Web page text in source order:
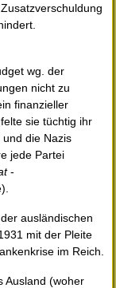
wg. der
nicht zu
finanzieller
sie tüchtig ihr
die Nazis
jede Partei
-
ausländischen
mit der Pleite
im Reich.
Ausland (woher